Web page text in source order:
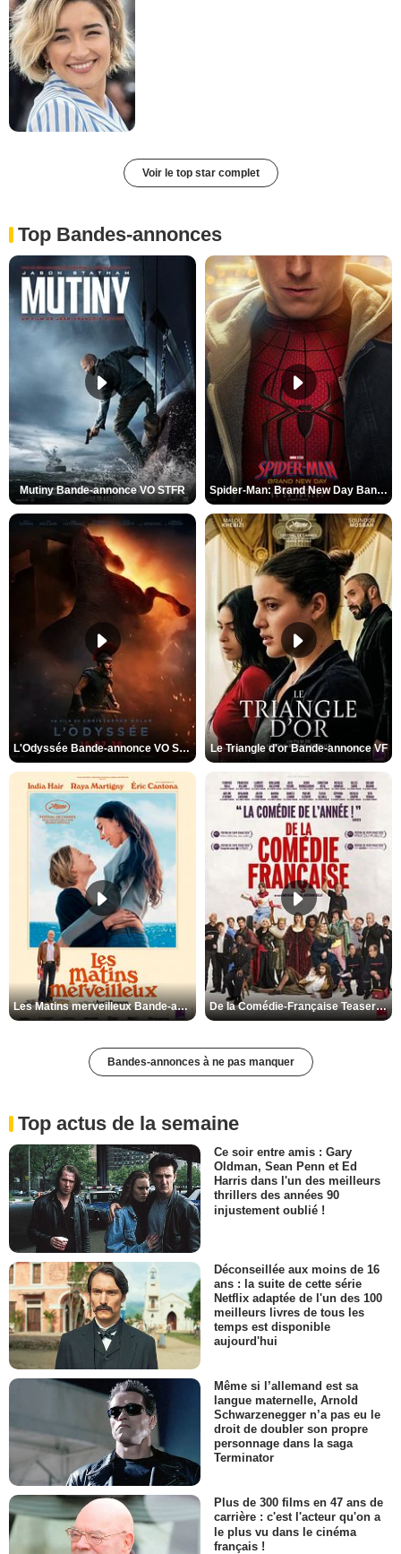
Voir le top star complet
Top Bandes-annonces
Mutiny Bande-annonce VO STFR Spider-Man: Brand New Day Bande-annonce VO STFR
L'Odyssée Bande-annonce VO STFR Le Triangle d'or Bande-annonce VF
Les Matins merveilleux Bande-annonce VF De la Comédie-Française Teaser VF
Bandes-annonces à ne pas manquer
Top actus de la semaine
Ce soir entre amis : Gary
Oldman, Sean Penn et Ed
Harris dans l'un des meilleurs
thrillers des années 90
injustement oublié !
Déconseillée aux moins de 16
ans : la suite de cette série
Netflix adaptée de l'un des 100
meilleurs livres de tous les
temps est disponible
aujourd'hui
Même si l’allemand est sa
langue maternelle, Arnold
Schwarzenegger n’a pas eu le
droit de doubler son propre
personnage dans la saga
Terminator
Plus de 300 films en 47 ans de
carrière : c'est l'acteur qu'on a
le plus vu dans le cinéma
français !